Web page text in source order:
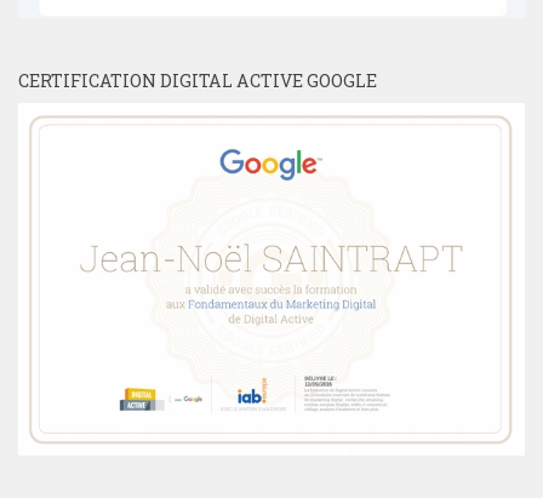
CERTIFICATION DIGITAL ACTIVE GOOGLE